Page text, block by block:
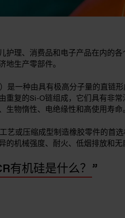
护理、消费品和电子产品在内的
地生产零部件。
是一种由具有极高分子量的直链
重复的Si-O链组成，它们具有非
物惰性、电绝缘性和高使用寿命。
艺或压缩成型制造橡胶零件的首
机械强度、耐火、低烟排放和无
有机硅是什么？ ”